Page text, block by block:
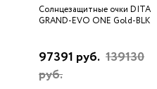
Солнцезащитные очки DITA
GRAND-EVO ONE Gold-BLK
97391 руб. 139130
руб.